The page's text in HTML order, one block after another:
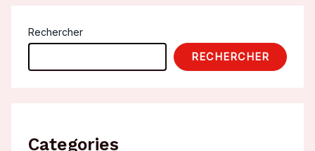
Rechercher
RECHERCHER
Categories